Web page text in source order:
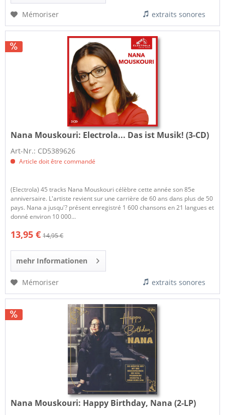
Mémoriser extraits sonores
Nana Mouskouri: Electrola... Das ist Musik! (3-CD)
Art-Nr.: CD5389626
Article doit être commandé
(Electrola) 45 tracks Nana Mouskouri célèbre cette année son 85e
anniversaire. L'artiste revient sur une carrière de 60 ans dans plus de 50
pays. Nana a jusqu'? présent enregistré 1 600 chansons en 21 langues et
donné environ 10 000...
13,95 € 14,95 €
mehr Informationen
Mémoriser extraits sonores
Nana Mouskouri: Happy Birthday, Nana (2-LP)